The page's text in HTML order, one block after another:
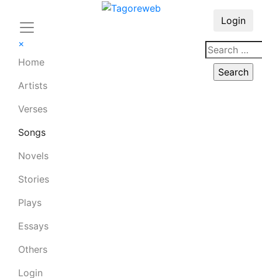
×
Home
Artists
Verses
Songs
Novels
Stories
Plays
Essays
Others
Login
Login